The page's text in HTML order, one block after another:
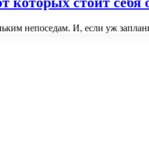
непоседам. И, если уж